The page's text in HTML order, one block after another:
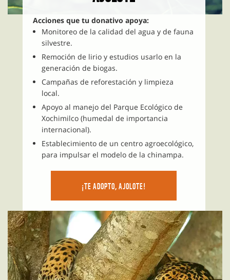
Acciones que tu donativo apoya:
Monitoreo de la calidad del agua y de fauna
silvestre.
Remoción de lirio y estudios usarlo en la
generación de biogas.
Campañas de reforestación y limpieza
local.
Apoyo al manejo del Parque Ecológico de
Xochimilco (humedal de importancia
internacional).
Establecimiento de un centro agroecológico,
para impulsar el modelo de la chinampa.
¡TE ADOPTO, AJOLOTE!